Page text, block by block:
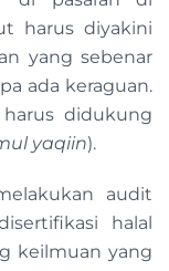
harus diyakini
yang sebenar
ada keraguan.
didukung
yaqiin).
audit
halal
keilmuan yang